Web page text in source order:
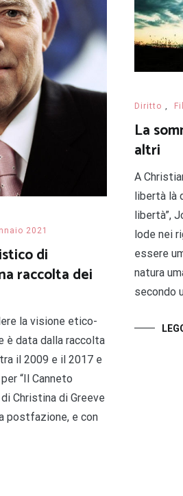
2021
di
raccolta dei
la visione etico-
è data dalla raccolta
il 2009 e il 2017 e
“Il Canneto
Christina di Greeve
postfazione, e con
Diritto ,
La
altri
A
libertà là
libertà”,
lode nei
essere
natura
secondo